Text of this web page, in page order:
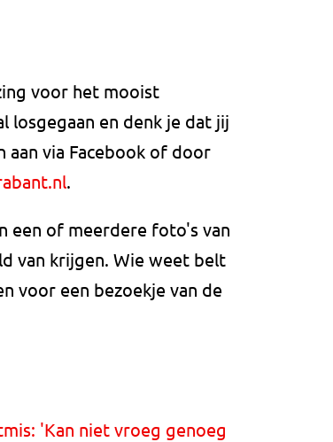
voor het mooist
losgegaan en denk je dat jij
aan via Facebook of door
.
een of meerdere foto's van
van krijgen. Wie weet belt
voor een bezoekje van de
'Kan niet vroeg genoeg